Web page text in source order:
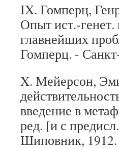
IX. Гомперц,
Опыт ист.-генет.
главнейших
Гомперц. -
X. Мейерсон,
введение в
ред. [и с
Шиповник,